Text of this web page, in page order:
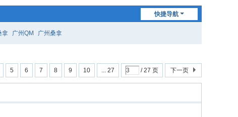
快捷导航
拿 广州QM 广州桑拿
5 6 7 8 9 10 ... 27 / 27 页 下一页